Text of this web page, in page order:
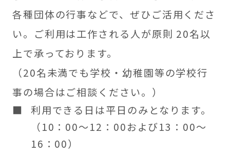
各種団体の行事などで、ぜひご活用くださ
い。ご利用は工作される人が原則 20名以
上で承っております。
（20名未満でも学校・幼稚園等の学校行
事の場合はご相談ください。）
利用できる日は平日のみとなります。
（10：00～12：00および13：00～
16：00）